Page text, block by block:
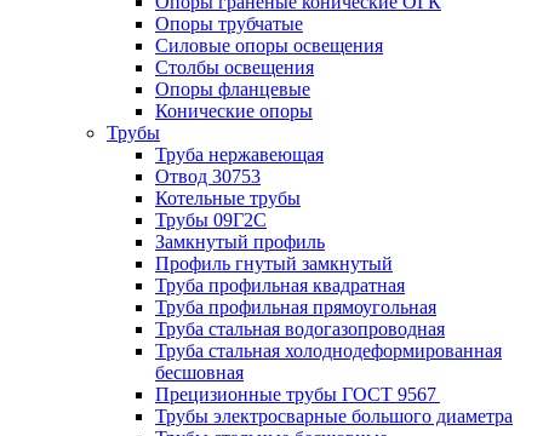
Опоры трубчатые
Силовые опоры освещения
Столбы освещения
Опоры фланцевые
Конические опоры
Трубы
Труба нержавеющая
Отвод 30753
Котельные трубы
Трубы 09Г2С
Замкнутый профиль
Профиль гнутый замкнутый
Труба профильная квадратная
Труба профильная прямоугольная
Труба стальная водогазопроводная
Труба стальная холоднодеформированная
бесшовная
Прецизионные трубы ГОСТ 9567
Трубы электросварные большого диаметра